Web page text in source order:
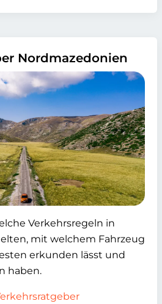
Nordmazedonien
Verkehrsregeln in
mit welchem Fahrzeug
erkunden lässt und
haben.